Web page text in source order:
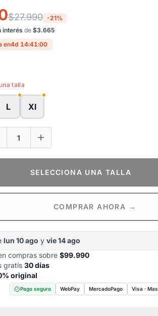
$27.990 -21%
interés de $3.665
en4d 14:40:59
talla
L Xl
SELECCIONA UNA TALLA
COMPRAR AHORA →
lun 10 ago y vie 14 ago
compras sobre $99.990
gratis 30 días
original
Pago seguro WebPay MercadoPago Visa ·